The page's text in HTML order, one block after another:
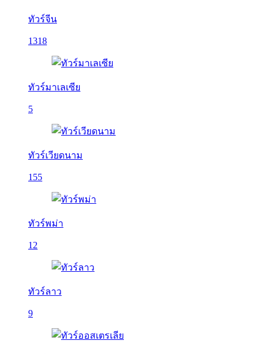
ทัวร์จีน
1318
ทัวร์มาเลเซีย
5
ทัวร์เวียดนาม
155
ทัวร์พม่า
12
ทัวร์ลาว
9